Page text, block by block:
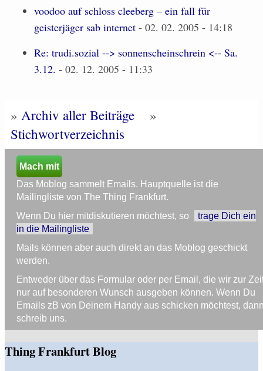
voodoo auf schloss cleeberg – ein fall für
geisterjäger sab internet - 02. 02. 2005 - 14:18
Re: trudi.sozial --> sonnenscheinschrein <-- Sa.
3.12. - 02. 12. 2005 - 11:33
» Archiv aller Beiträge
»
Stichwortverzeichnis
Mach mit
Das Moblog sammelt Emails. Hauptquelle ist die
Mailingliste von The Thing Frankfurt.
Wenn Du hier mitdiskutieren möchtest, so
trage Dich ein
in die Mailingliste
Mails können aber auch direkt an das Moblog geschickt
werden.
Entweder über das Formular oder per Email, die wir zur
nur auf besonderen Wunsch ausgeben können. Wenn Du
Emails zB von Deinem Handy aus schicken möchtest,
schreib uns.
Thing Frankfurt Blog